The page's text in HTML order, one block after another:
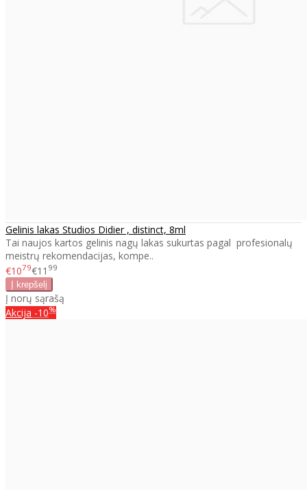
Gelinis lakas Studios Didier , distinct, 8ml
Tai naujos kartos gelinis nagų lakas sukurtas pagal profesionalų
meistrų rekomendacijas, kompe..
€1079€11 99
Į norų sąrašą
Akcija -10%